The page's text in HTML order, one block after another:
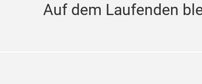
Auf dem Laufenden